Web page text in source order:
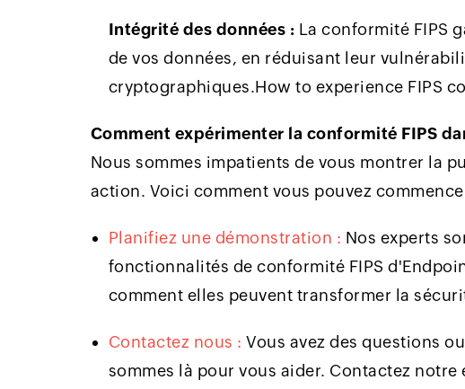
Intégrité des données : La conformité FIPS
de vos données, en réduisant leur
cryptographiques.How to experience FIPS
Comment expérimenter la conformité FIPS
Nous sommes impatients de vous montrer la
action. Voici comment vous pouvez
Planifiez une démonstration : Nos experts
fonctionnalités de conformité FIPS
comment elles peuvent transformer la
Contactez nous : Vous avez des questions
sommes là pour vous aider. Contactez